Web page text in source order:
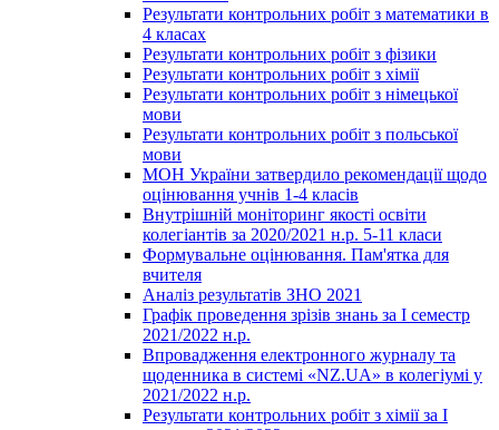
Результати контрольних робіт з математики в
4 класах
Результати контрольних робіт з фізики
Результати контрольних робіт з хімії
Результати контрольних робіт з німецької
мови
Результати контрольних робіт з польської
мови
МОН України затвердило рекомендації щодо
оцінювання учнів 1-4 класів
Внутрішній моніторинг якості освіти
колегіантів за 2020/2021 н.р. 5-11 класи
Формувальне оцінювання. Пам'ятка для
вчителя
Аналіз результатів ЗНО 2021
Графік проведення зрізів знань за І семестр
2021/2022 н.р.
Впровадження електронного журналу та
щоденника в системі «NZ.UA» в колегіумі у
2021/2022 н.р.
Результати контрольних робіт з хімії за І